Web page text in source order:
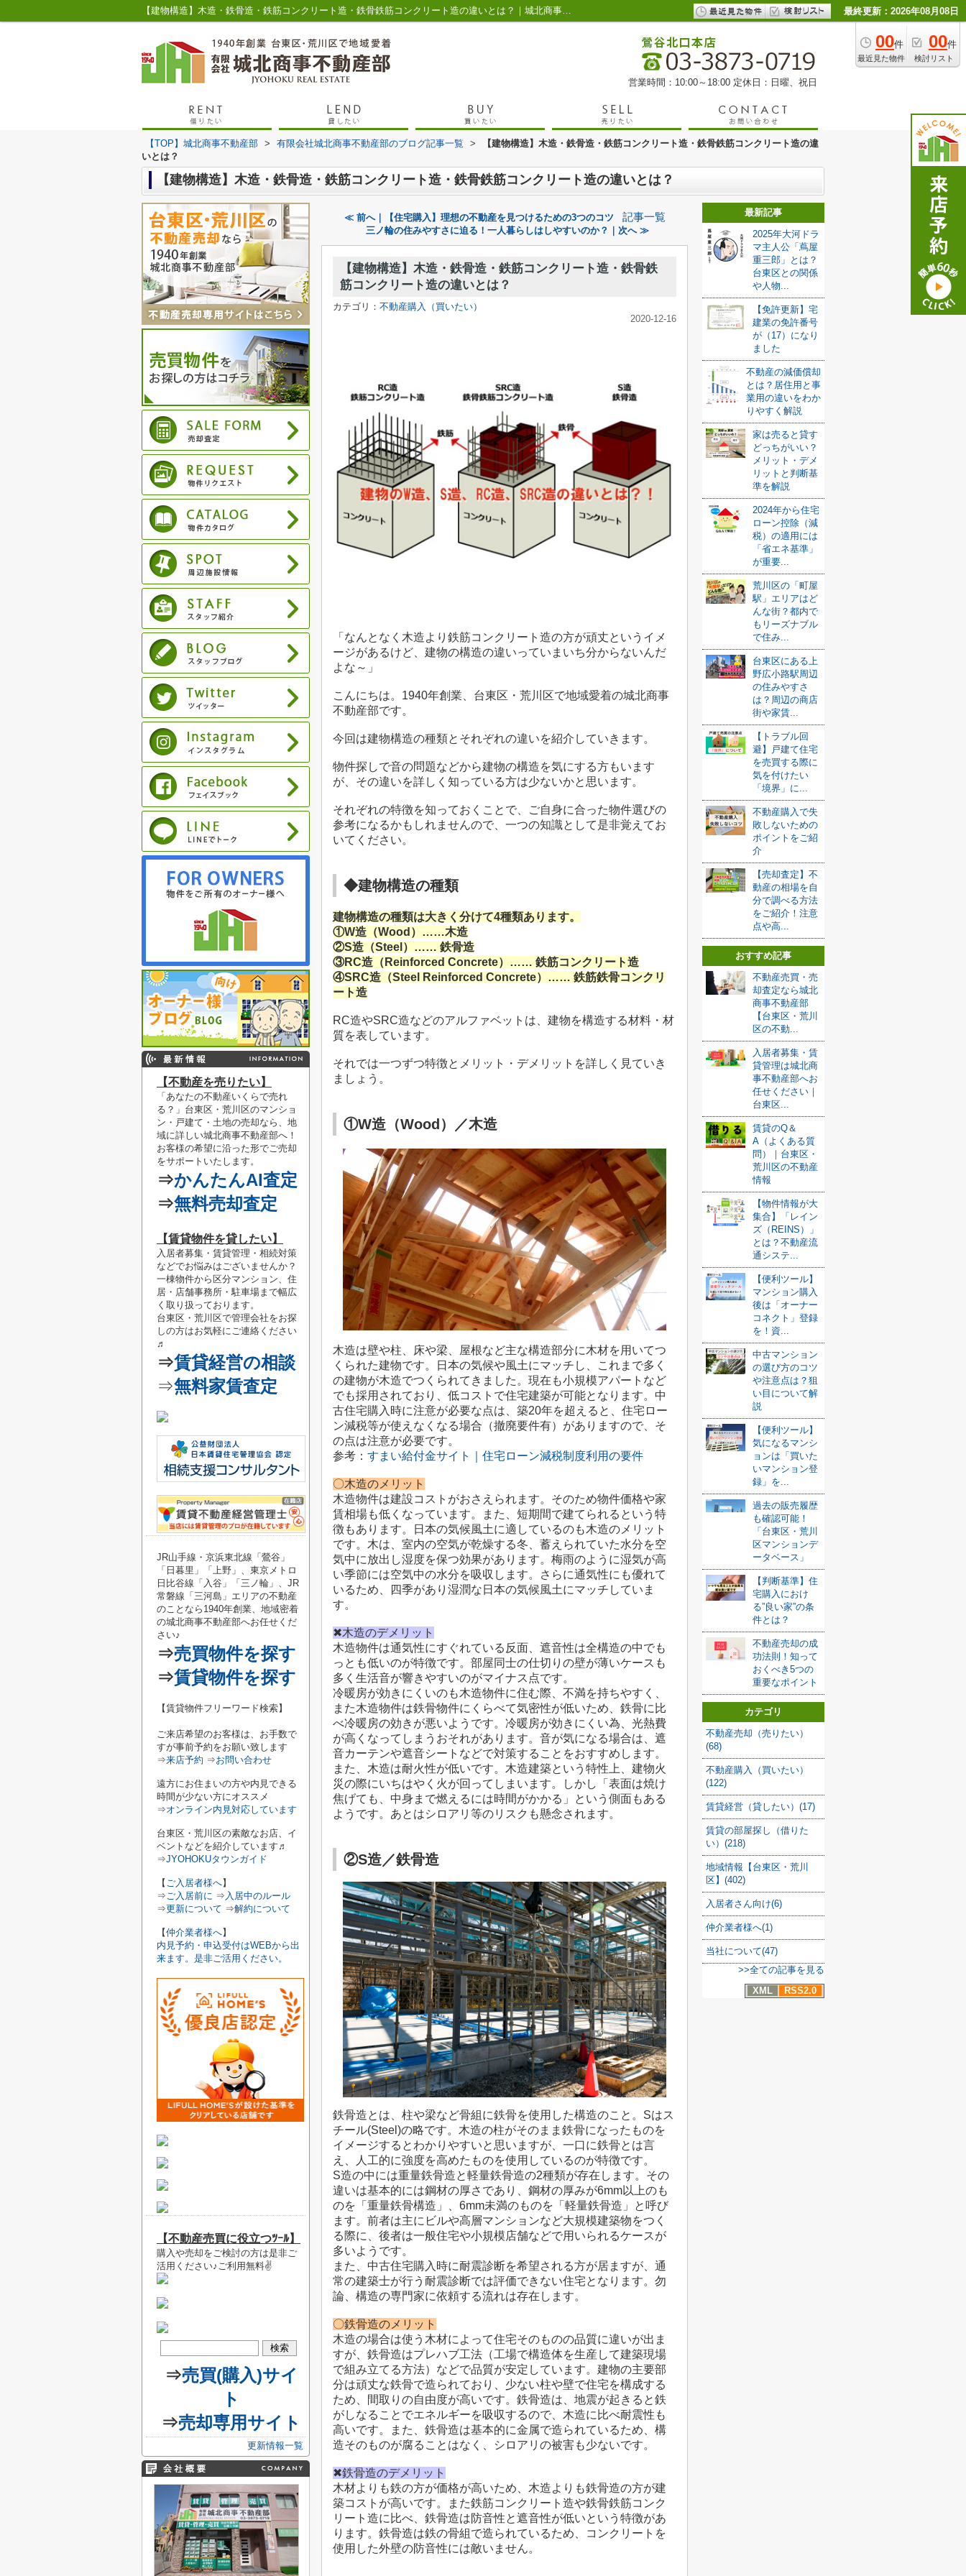
【建物構造】木造・鉄骨造・鉄筋コンクリート造・鉄骨鉄筋コンクリート造の違いとは？｜城北商事不動産部 鶯谷や入谷の賃貸・売買 最終更新：2026年08月08日
00件
最近見た物件
00件
検討リスト
営業時間：10:00～18:00 定休日：日曜、祝日
【TOP】城北商事不動産部 > 有限会社城北商事不動産部のブログ記事一覧 >
【建物構造】木造・鉄骨造・鉄筋コンクリート造・鉄骨鉄筋コンクリート造の違
いとは？
【建物構造】木造・鉄骨造・鉄筋コンクリート造・鉄骨鉄筋コンクリート造の違いとは？
≪ 前へ｜【住宅購入】理想の不動産を見つけるための3つのコツ 記事一覧
三ノ輪の住みやすさに迫る！一人暮らしはしやすいのか？｜次へ ≫
【建物構造】木造・鉄骨造・鉄筋コンクリート造・鉄骨鉄
筋コンクリート造の違いとは？
カテゴリ： 不動産購入（買いたい）
2020-12-16
「なんとなく木造より鉄筋コンクリート造の方が頑丈というイメ
ージがあるけど、建物の構造の違いっていまいち分からないんだ
よな～」
こんにちは。1940年創業、台東区・荒川区で地域愛着の城北商事
不動産部です。
今回は建物構造の種類とそれぞれの違いを紹介していきます。
物件探しで音の問題などから建物の構造を気にする方もいます
が、その違いを詳しく知っている方は少ないかと思います。
それぞれの特徴を知っておくことで、ご自身に合った物件選びの
参考になるかもしれませんので、一つの知識として是非覚えてお
いてください。
◆建物構造の種類
建物構造の種類は大きく分けて4種類あります。
①W造（Wood）……木造
②S造（Steel）…… 鉄骨造
③RC造（Reinforced Concrete）…… 鉄筋コンクリート造
④SRC造（Steel Reinforced Concrete）…… 鉄筋鉄骨コンクリ
ート造
RC造やSRC造などのアルファベットは、建物を構造する材料・材
質を表しています。
それでは一つずつ特徴とメリット・デメリットを詳しく見ていき
ましょう。
①W造（Wood）／木造
木造は壁や柱、床や梁、屋根など主な構造部分に木材を用いてつ
くられた建物です。
日本の気候や風土にマッチし、これまで多く
の建物が木造でつくられてきました。 現在も小規模アパートなど
でも採用されており、低コストで住宅建築が可能となります。 中
古住宅購入時に注意が必要な点は、築20年を超えると、住宅ロー
ン減税等が使えなくなる場合（撤廃要件有）がありますので、そ
の点は注意が必要です。
参考： すまい給付金サイト｜住宅ローン減税制度利用の要件
〇木造のメリット
木造物件は建設コストがおさえられます。そのため物件価格や家
賃相場も低くなっています。また、短期間で建てられるという特
徴もあります。日本の気候風土に適しているのも木造のメリット
です。木は、室内の空気が乾燥する冬、蓄えられていた水分を空
気中に放出し湿度を保つ効果があります。梅雨のように湿気が高
い季節には空気中の水分を吸収します。さらに通気性にも優れて
いるため、四季があり湿潤な日本の気候風土にマッチしていま
す。
✖木造のデメリット
木造物件は通気性にすぐれている反面、遮音性は全構造の中でも
っとも低いのが特徴です。部屋同士の仕切りの壁が薄いケースも
多く生活音が響きやすいのがマイナス点です。
冷暖房が効きにくいのも木造物件に住む際、不満を持ちやすく、
また木造物件は鉄骨物件にくらべて気密性が低いため、鉄骨に比
べ冷暖房の効きが悪いようです。冷暖房が効きにくい為、光熱費
が高くなってしまうおそれがあります。音が気になる場合は、遮
音カーテンや遮音シートなどで対策することをおすすめします。
また、木造は耐火性が低いです。木造建築という特性上、建物火
災の際にいちはやく火が回ってしまいます。しかし「表面は焼け
焦げても、中身まで燃えるには時間がかかる」という側面もある
ようです。あとはシロアリ等のリスクも懸念されます。
②S造／鉄骨造
鉄骨造とは、柱や梁など骨組に鉄骨を使用した構造のこと。Sはス
チール(Steel)の略です。木造の柱がそのまま鉄骨になったものを
イメージするとわかりやすいと思いますが、一口に鉄骨とは言
え、人工的に強度を高めたものを使用しているのが特徴です。
S造の中には重量鉄骨造と軽量鉄骨造の2種類が存在します。その
違いは基本的には鋼材の厚さであり、鋼材の厚みが6mm以上のも
のを「重量鉄骨構造」、6mm未満のものを「軽量鉄骨造」と呼び
ます。前者は主にビルや高層マンションなど大規模建築物をつく
る際に、後者は一般住宅や小規模店舗などで用いられるケースが
多いようです。
また、中古住宅購入時に耐震診断を希望される方が居ますが、通
常の建築士が行う耐震診断では評価できない住宅となります。勿
論、構造の専門家に依頼する流れは存在します。
〇鉄骨造のメリット
木造の場合は使う木材によって住宅そのものの品質に違いが出ま
すが、鉄骨造はプレハブ工法（工場で構造体を生産して建築現場
で組み立てる方法） などで品質が安定しています。建物の主要部
分は頑丈な鉄骨で造られており、少ない柱や壁で住宅を構成する
ため、間取りの自由度が高いです。鉄骨造は、地震が起きると鉄
がしなることでエネルギーを吸収するので、木造に比べ耐震性も
高いです。また、鉄骨造は基本的に金属で造られているため、構
造そのものが腐ることはなく、シロアリの被害も少ないです。
✖鉄骨造のデメリット
木材よりも鉄の方が価格が高いため、木造よりも鉄骨造の方が建
築コストが高いです。また鉄筋コンクリート造や鉄骨鉄筋コンク
リート造に比べ、鉄骨造は防音性と遮音性が低いという特徴があ
ります。鉄骨造は鉄の骨組で造られているため、コンクリートを
使用した外壁の防音性には敵いません。
最新記事
2025年大河ドラ
マ主人公「蔦屋
重三郎」とは？
台東区との関係
や人物...
【免許更新】宅
建業の免許番号
が（17）になり
ました
不動産の減価償却
とは？居住用と事
業用の違いをわか
りやすく解説
家は売ると貸す
どっちがいい？
メリット・デメ
リットと判断基
準を解説
2024年から住宅
ローン控除（減
税）の適用には
「省エネ基準」
が重要...
荒川区の「町屋
駅」エリアはど
んな街？都内で
もリーズナブル
で住み...
台東区にある上
野広小路駅周辺
の住みやすさ
は？周辺の商店
街や家賃...
【トラブル回
避】戸建て住宅
を売買する際に
気を付けたい
「境界」に...
不動産購入で失
敗しないための
ポイントをご紹
介
【売却査定】不
動産の相場を自
分で調べる方法
をご紹介！注意
点や高...
おすすめ記事
不動産売買・売
却査定なら城北
商事不動産部
【台東区・荒川
区の不動...
入居者募集・賃
貸管理は城北商
事不動産部へお
任せください｜
台東区...
賃貸のQ＆
A（よくある質
問）｜台東区・
荒川区の不動産
情報
【物件情報が大
集合】「レイン
ズ（REINS）」
とは？不動産流
通システ...
【便利ツール】
マンション購入
後は「オーナー
コネクト」登録
を！資...
中古マンション
の選び方のコツ
や注意点は？狙
い目について解
説
【便利ツール】
気になるマンシ
ョンは「買いた
いマンション登
録」を...
過去の販売履歴
も確認可能！
「台東区・荒川
区マンションデ
ータベース」
【判断基準】住
宅購入におけ
る”良い家”の条
件とは？
不動産売却の成
功法則！知って
おくべき5つの
重要なポイント
カテゴリ
不動産売却（売りたい）
(68)
不動産購入（買いたい）
(122)
賃貸経営（貸したい）(17)
賃貸の部屋探し（借りた
い）(218)
地域情報【台東区・荒川
区】(402)
入居者さん向け(6)
仲介業者様へ(1)
当社について(47)
>>全ての記事を見る
XML
RSS2.0
【不動産を売りたい】
「あなたの不動産いくらで売れ
る？」 台東区・荒川区のマンショ
ン・戸建て・土地の売却なら、地
域に詳しい城北商事不動産部へ！
お客様の希望に沿った形でご売却
をサポートいたします。
⇒かんたんAI査定
⇒無料売却査定
【賃貸物件を貸したい】
入居者募集・賃貸管理・相続対策
などでお悩みはございませんか？
一棟物件から区分マンション、住
居・店舗事務所・駐車場まで幅広
く取り扱っております。
台東区・荒川区で管理会社をお探
しの方はお気軽にご連絡 ください
♬
⇒賃貸経営の相談
⇒無料家賃査定
JR山手線・京浜東北線「鶯谷 」
「 日暮里 」「 上野 」、東京メトロ
日比谷線「 入谷 」「 三ノ輪 」、JR
常磐線「 三河島 」エリアの不動産
のことなら1940年創業、地域密着
の城北商事不動産部へお任せくだ
さい♪
⇒売買物件を探す
⇒賃貸物件を探す
【賃貸物件フリーワード検索】
ご来店希望のお客様は、お手数で
すが事前予約をお願い致します
⇒来店予約 ⇒お問い合わせ
遠方にお住まいの方や内見できる
時間が少ない方にオススメ
⇒オンライン内見対応しています
台東区・荒川区の素敵なお店、イ
ベントなどを紹介しています♬
⇒JYOHOKUタウンガイド
【 ご入居者様へ】
⇒ ご入居前に ⇒ 入居中のルール
⇒更新について ⇒解約について
【仲介業者様へ】
内見予約・申込受付はWEBから出
来ます。是非ご活用ください。
【不動産売買に役立つﾂｰﾙ】
購入や売却をご検討の方は是非ご
活用ください♪ご利用無料✌
⇒売買(購入)サイ
ト
⇒売却専用サイト
更新情報一覧